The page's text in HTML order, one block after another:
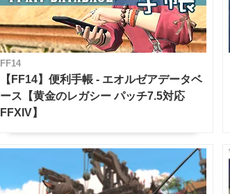
FF14
【FF14】便利手帳 - エオルゼアデータベ
ース【黄金のレガシー パッチ7.5対応
FFXIV】